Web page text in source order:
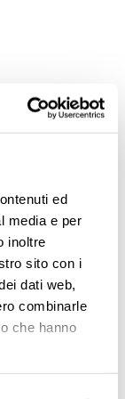
ed
media e per
inoltre
sito con i
dati web,
combinarle
che hanno
del
nuove
introdotta
, per
di